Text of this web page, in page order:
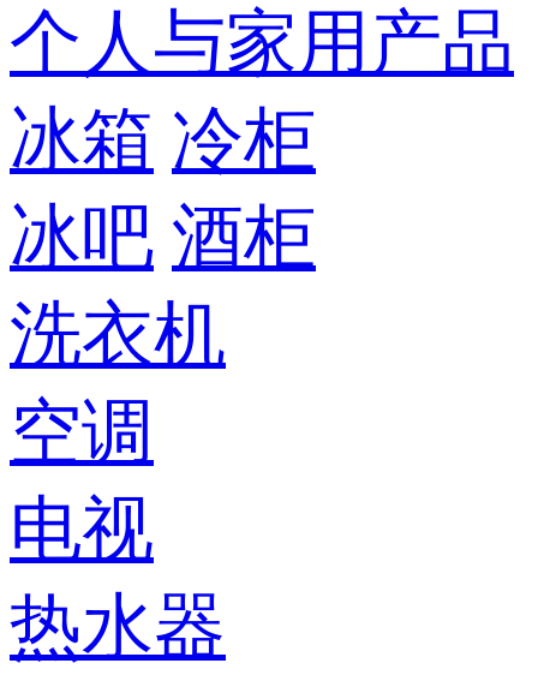
个人与家用产品
冰箱 冷柜
冰吧 酒柜
洗衣机
空调
电视
热水器